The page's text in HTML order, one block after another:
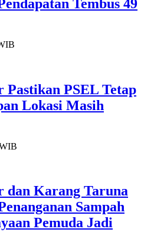
Tembus 49
Pastikan PSEL Tetap
Lokasi Masih
dan Karang Taruna
Sampah
Pemuda Jadi